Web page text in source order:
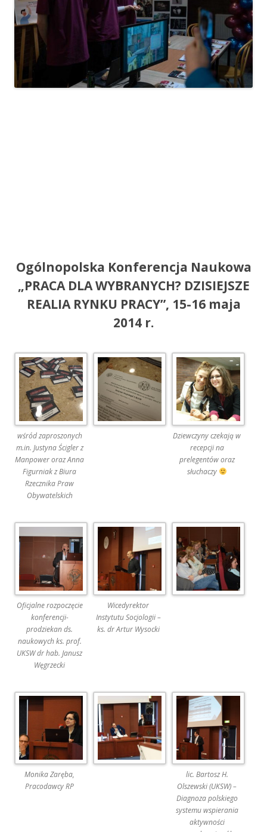
Ogólnopolska Konferencja Naukowa
„PRACA DLA WYBRANYCH? DZISIEJSZE
REALIA RYNKU PRACY”, 15-16 maja
2014 r.
wśród zaproszonych
m.in. Justyna Ścigler z
Manpower oraz Anna
Figurniak z Biura
Rzecznika Praw
Obywatelskich
Dziewczyny czekają w
recepcji na
prelegentów oraz
słuchaczy
Oficjalne rozpoczęcie
konferencji-
prodziekan ds.
naukowych ks. prof.
UKSW dr hab. Janusz
Węgrzecki
Wicedyrektor
Instytutu Socjologii –
ks. dr Artur Wysocki
Monika Zaręba,
Pracodawcy RP
lic. Bartosz H.
Olszewski (UKSW) –
Diagnoza polskiego
systemu wspierania
aktywności